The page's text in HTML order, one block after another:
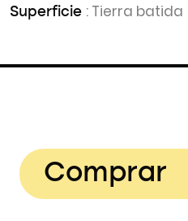
Superficie : Tierra batida
Comprar